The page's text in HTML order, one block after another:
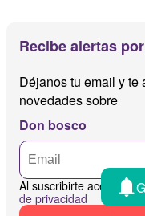
Recibe alertas
Déjanos tu email y te
novedades sobre
Don bosco
Al suscribirte aceptas
de privacidad